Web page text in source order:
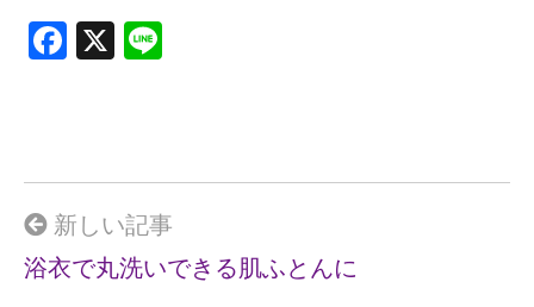
F
o
o
k
X Li
新しい記事
浴衣で丸洗いできる肌ふとんに